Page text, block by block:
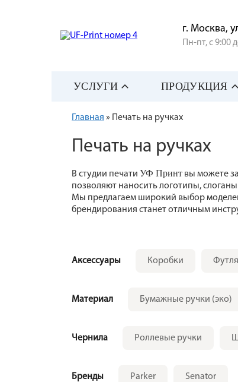
г. Москва,
Пн-пт, с 9:00
УСЛУГИ ПРОДУКЦИЯ
Главная » Печать на ручках
Печать на ручках
В студии печати УФ Принт вы можете
позволяют наносить логотипы,
Мы предлагаем широкий выбор
брендирования станет отличным
Аксессуары Коробки
Материал Бумажные ручки (эко)
Чернила Роллевые ручки
Бренды Parker Senator